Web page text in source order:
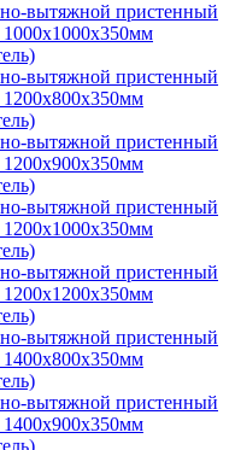
вытяжной пристенный
вытяжной пристенный
вытяжной пристенный
вытяжной пристенный
вытяжной пристенный
вытяжной пристенный
вытяжной пристенный